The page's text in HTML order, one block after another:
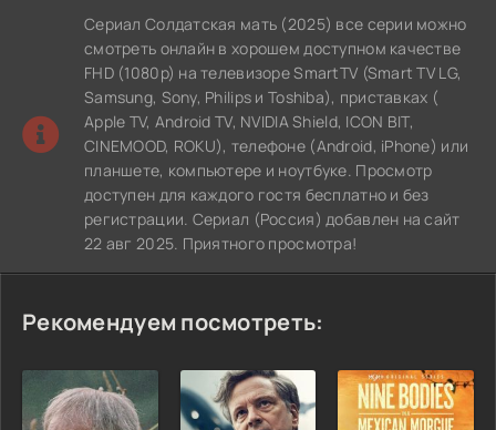
Сериал Солдатская мать (2025) все серии можно
смотреть онлайн в хорошем доступном качестве
FHD (1080p) на телевизоре SmartTV (Smart TV LG,
Samsung, Sony, Philips и Toshiba), приставках (
Apple TV, Android TV, NVIDIA Shield, ICON BIT,
CINEMOOD, ROKU), телефоне (Android, iPhone) или
планшете, компьютере и ноутбуке. Просмотр
доступен для каждого гостя бесплатно и без
регистрации. Сериал (Россия) добавлен на сайт
22 авг 2025. Приятного просмотра!
Рекомендуем посмотреть: